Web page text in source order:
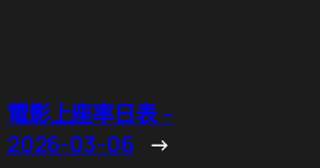
電影上座率日表 –
2026-03-06 →